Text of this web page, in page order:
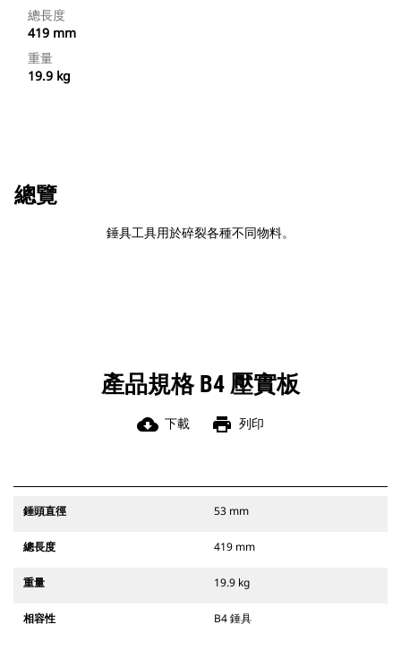
總長度
419 mm
重量
19.9 kg
總覽
錘具工具用於碎裂各種不同物料。
產品規格 B4 壓實板
cloud_download 下載 print 列印
錘頭直徑 53 mm
總長度 419 mm
重量 19.9 kg
相容性 B4 錘具